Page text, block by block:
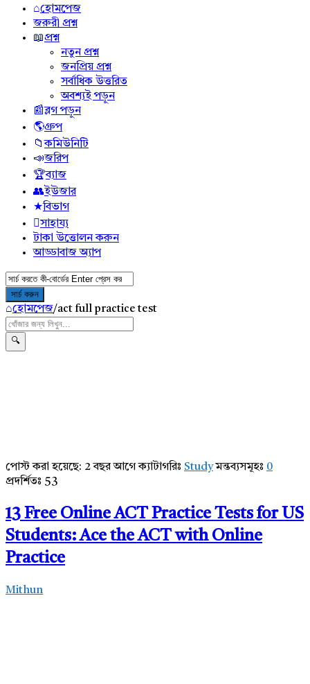
হোমপেজ
জরুরী প্রশ্ন
প্রশ্ন
নতুন প্রশ্ন
জনপ্রিয় প্রশ্ন
সর্বাধিক উত্তরিত
অবশ্যই পড়ুন
ব্লগ পড়ুন
গ্রুপ
কমিউনিটি
জরিপ
ব্যাজ
ইউজার
বিভাগ
সাহায্য
টাকা উত্তোলন করুন
আড্ডাবাজ অ্যাপ
হোমপেজ/act full practice test
AddaBuzz.net
Articles
পোস্ট করা হয়েছে: 2 বছর আগে ক্যাটাগরিঃ Studyমন্তব্যসমূহঃ 0
প্রদর্শিতঃ 53
13 Free Online ACT Practice Tests for US
Students: Ace the ACT with Online
Practice
Mithun